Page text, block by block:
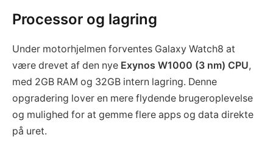
Processor og lagring
Under motorhjelmen forventes Galaxy Watch8 at
være drevet af den nye Exynos W1000 (3 nm) CPU,
med 2GB RAM og 32GB intern lagring. Denne
opgradering lover en mere flydende brugeroplevelse
og mulighed for at gemme flere apps og data direkte
på uret.